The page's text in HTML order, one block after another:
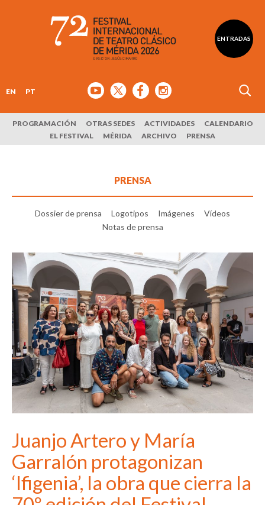
ENTRADAS
EN PT
PROGRAMACIÓN OTRAS SEDES ACTIVIDADES
CALENDARIO
EL FESTIVAL
MÉRIDA ARCHIVO PRENSA
PRENSA
Dossier de prensa Logotipos Imágenes
Vídeos
Notas de prensa
Juanjo Artero y María
Garralón protagonizan
‘Ifigenia’, la obra que cierra la